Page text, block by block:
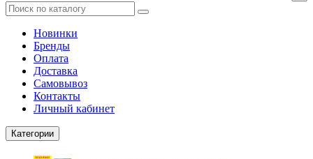
Новинки
Бренды
Оплата
Доставка
Самовывоз
Контакты
Личный кабинет
Категории